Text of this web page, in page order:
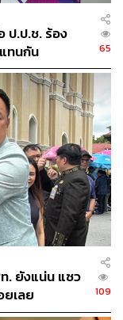
างการเมือง ไม่
เสื่อม มีทั้งกล้วย
งคมขณะนี้เป็น
ทำไมจึงยอมให้
ทำให้การปฏิรูป
ข้อผิดพลาดอีก
ชกำหนด (พ.ร.ก.)
บเหลืองจากเรื่อง
เกิดปัญหาอย่าง
จสอบ ผู้ประกอบ
ท ถ้าใช้สมอง สติ
อก พ.ร.ก.นี้
น แม้ว่าพี่น้อง
ตีตกทั้งหมด นา
ะเทศเกิดปัญหา
กฤตทางการ
ป.ป.ช. ร้อง
ทนกัน
65
. ยังแน่น แซว
ยเลย
109